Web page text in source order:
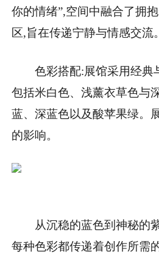
你的情绪”,空间中融合了拥
区,旨在传递宁静与情感交流。
色彩搭配:展馆采用经典
包括米白色、浅薰衣草色与
蓝、深蓝色以及酸苹果绿。
的影响。
从沉稳的蓝色到神秘的
每种色彩都传递着创作所需